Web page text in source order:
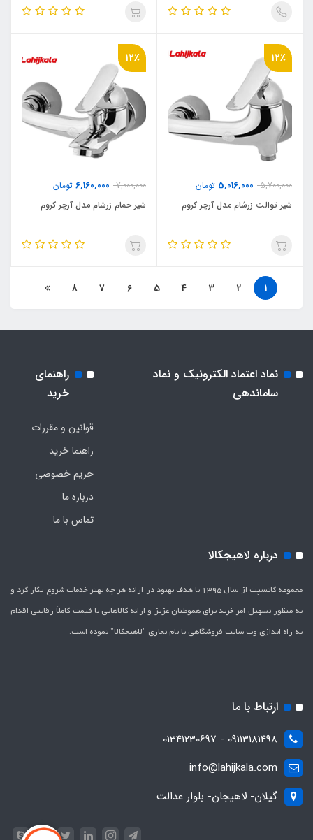
12٪
5,700,000
5,016,000 تومان
شیر توالت زرشام مدل آرچر کروم
12٪
7,000,000
6,160,000 تومان
شیر حمام زرشام مدل آرچر کروم
1
2
3
4
5
6
7
8
نماد اعتماد الکترونیک و نماد
ساماندهی
راهنمای
خرید
قوانین و مقررات
راهنما خرید
حریم خصوصی
درباره ما
تماس با ما
درباره لاهیجکالا
مجموعه کانسپت از سال 1395 با هدف بهبود در ارائه هر چه بهتر خدمات شروع بکار کرد و
به منظور تسهیل امر خرید برای هموطنان عزیز و ارائه کالاهایی با قیمت کاملاَ رقابتی اقدام
به راه اندازی وب سایت فروشگاهی با نام تجاری "لاهیج­کالا" نموده است.
ارتباط با ما
09113181498 - 01341230697
info@lahijkala.com
گیلان- لاهیجان- بلوار عدالت